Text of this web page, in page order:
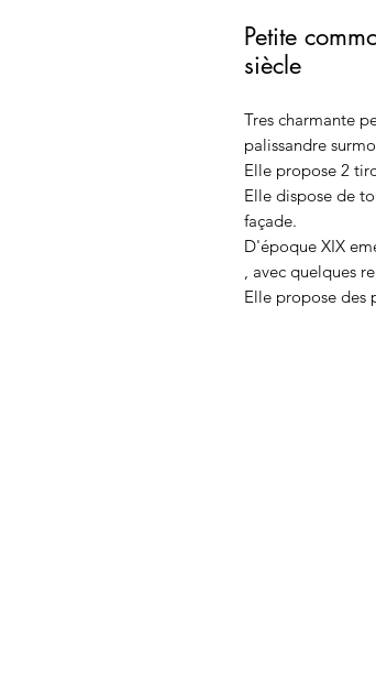
Petite
siècle
Tres charmante
palissandre
Elle propose 2
Elle dispose de
façade.
D'époque XIX
, avec quelques
Elle propose des